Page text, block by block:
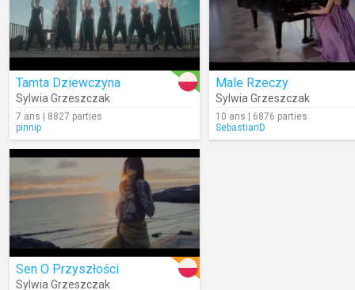
Tamta Dziewczyna
Sylwia Grzeszczak
7 ans | 8827 parties
pinnip
Male Rzeczy
Sylwia Grzeszczak
10 ans | 6876 parties
SebastianD
Sen O Przyszłości
Sylwia Grzeszczak